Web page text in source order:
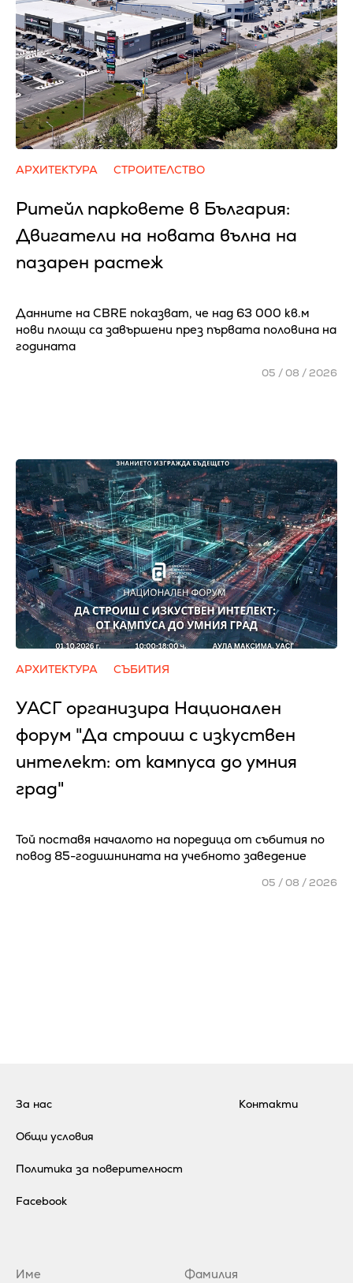
АРХИТЕКТУРА СТРОИТЕЛСТВО
Ритейл парковете в България:
Двигатели на новата вълна на
пазарен растеж
Данните на CBRE показват, че над 63 000 кв.м
нови площи са завършени през първата половина на
годината
05 / 08 / 2026
АРХИТЕКТУРА СЪБИТИЯ
УАСГ организира Национален
форум "Да строиш с изкуствен
интелект: от кампуса до умния
град"
Той поставя началото на поредица от събития по
повод 85-годишнината на учебното заведение
05 / 08 / 2026
За нас
Общи условия
Политика за поверителност
Контакти
Facebook